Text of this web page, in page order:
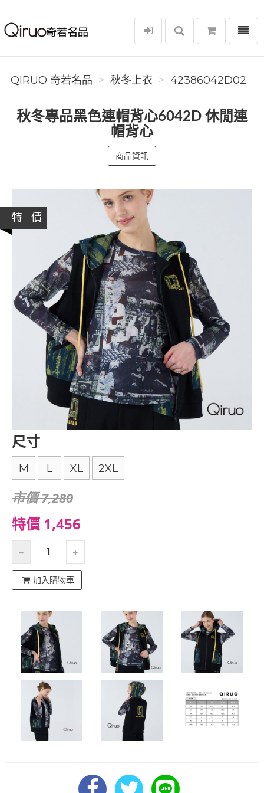
Qiruo 奇若名品
選單
QIRUO 奇若名品 秋冬上衣 42386042D02
秋冬專品黑色連帽背心6042D 休閒連
帽背心
商品資訊
特 價
尺寸
M L XL 2XL
市價 7,280
特價 1,456
加入購物車